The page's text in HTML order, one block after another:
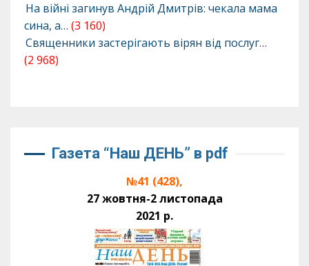
На війні загинув Андрій Дмитрів: чекала мама
сина, а… (3 160)
Священники застерігають вірян від послуг…
(2 968)
Газета “Наш ДЕНЬ” в pdf
№41 (428),
27 жовтня-2 листопада
2021 р.